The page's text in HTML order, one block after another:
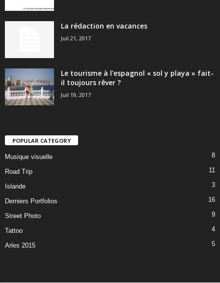
La rédaction en vacances
Juil 21, 2017
Le tourisme à l’espagnol « sol y playa » fait-
il toujours rêver ?
Juil 19, 2017
POPULAR CATEGORY
Musique visuelle 8
Road Trip 11
Islande 3
Derniers Portfolios 16
Street Photo 9
Tattoo 4
Arles 2015 5